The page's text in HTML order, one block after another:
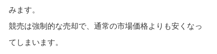
みます。
競売は強制的な売却で、通常の市場価格よりも安くなっ
てしまいます。